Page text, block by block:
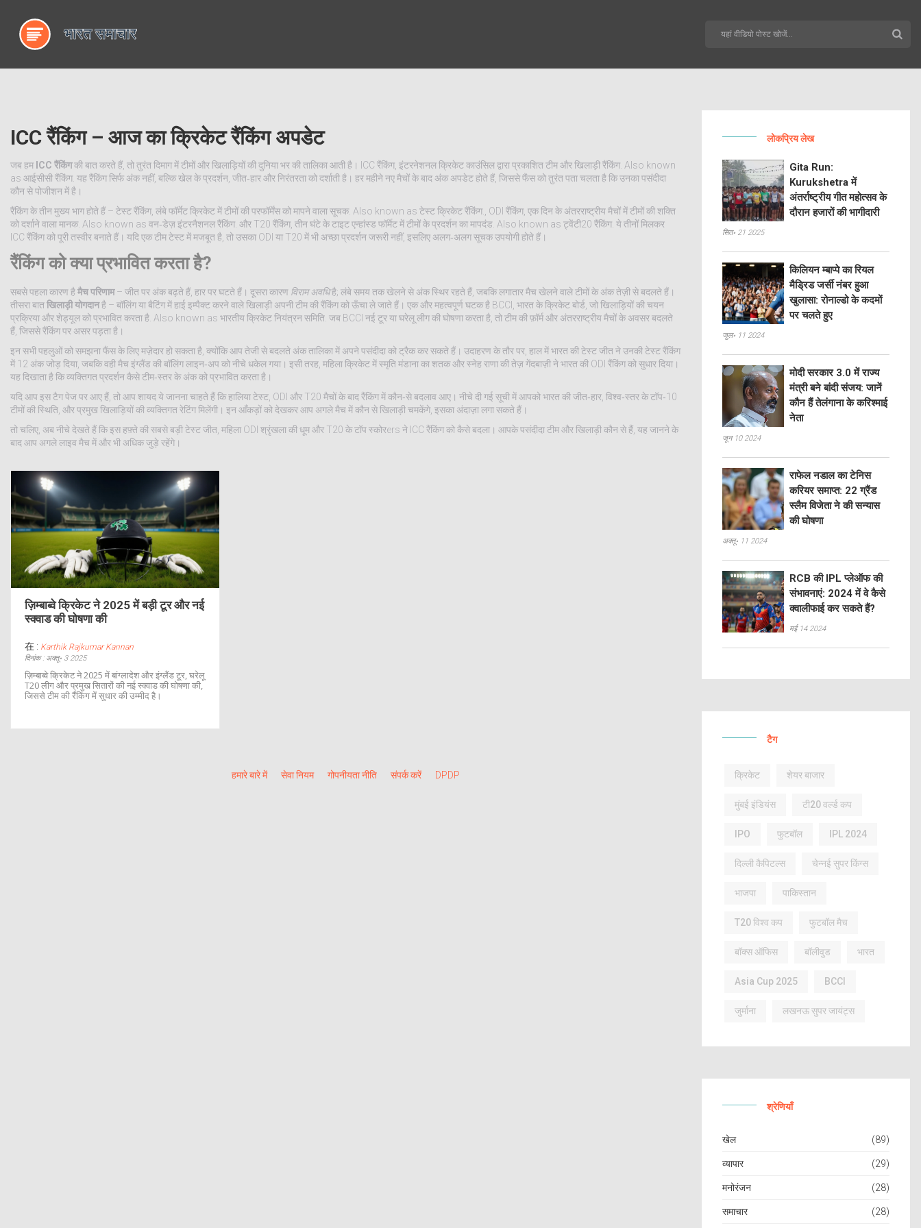
ICC रैंकिंग – आज का क्रिकेट रैंकिंग अपडेट
जब हम ICC रैंकिंगकी बात करते हैं, तो तुरंत दिमाग में टीमों और खिलाड़ियों की दुनिया भर की तालिका आती है। ICC रैंकिंग इंटरनेशनल क्रिकेट काउंसिल द्वारा प्रकाशित टीम और खिलाड़ी रैंकिंग . Also known
as आईसीसी रैंकिंग यह रैंकिंग सिर्फ अंक नहीं, बल्कि खेल के प्रदर्शन, जीत‑हार और निरंतरता को दर्शाती है। हर महीने नए मैचों के बाद अंक अपडेट होते हैं, जिससे फैंस को तुरंत पता चलता है कि उनका पसंदीदा
कौन से पोजीशन में है।
रैंकिंग के तीन मुख्य भाग होते हैं – टेस्ट रैंकिंग लंबे फॉर्मेट क्रिकेट में टीमों की परफॉर्मेंस को मापने वाला सूचक . Also known as टेस्ट क्रिकेट रैंकिंग ODI रैंकिंग एक दिन के अंतरराष्ट्रीय मैचों में टीमों की शक्ति
को दर्शाने वाला मानक . Also known as वन‑डेज़ इंटरनैशनल रैंकिंग और T20 रैंकिंग तीन घंटे के टाइट एन्हांस्ड फॉर्मेट में टीमों के प्रदर्शन का मापदंड . Also known as ट्वेंटी20 रैंकिंग ये तीनों मिलकर
ICC रैंकिंग को पूरी तस्वीर बनाते हैं। यदि एक टीम टेस्ट में मजबूत है, तो उसका ODI या T20 में भी अच्छा प्रदर्शन जरूरी नहीं, इसलिए अलग‑अलग सूचक उपयोगी होते हैं।
रैंकिंग को क्या प्रभावित करता है?
सबसे पहला कारण हैमैच परिणाम– जीत पर अंक बढ़ते हैं, हार पर घटते हैं। दूसरा कारण विराम अवधिहै; लंबे समय तक खेलने से अंक स्थिर रहते हैं, जबकि लगातार मैच खेलने वाले टीमों के अंक तेज़ी से बदलते हैं।
तीसरा बातखिलाड़ी योगदानहै – बॉलिंग या बैटिंग में हाई इम्पैक्ट करने वाले खिलाड़ी अपनी टीम की रैंकिंग को ऊँचा ले जाते हैं। एक और महत्वपूर्ण घटक है BCCI
भारत के क्रिकेट बोर्ड, जो खिलाड़ियों की चयन
प्रक्रिया और शेड्यूल को प्रभावित करता है . Also known as भारतीय क्रिकेट नियंत्रन समिति जब BCCI नई टूर या घरेलू लीग की घोषणा करता है, तो टीम की फ़ॉर्म और अंतरराष्ट्रीय मैचों के अवसर बदलते
हैं, जिससे रैंकिंग पर असर पड़ता है।
इन सभी पहलुओं को समझना फैंस के लिए मज़ेदार हो सकता है, क्योंकि आप तेजी से बदलते अंक तालिका में अपने पसंदीदा को ट्रैक कर सकते हैं। उदाहरण के तौर पर, हाल में भारत की टेस्ट जीत ने उनकी टेस्ट रैंकिंग
में 12 अंक जोड़ दिया, जबकि वही मैच इंग्लैंड की बॉलिंग लाइन‑अप को नीचे धकेल गया। इसी तरह, महिला क्रिकेट में स्मृति मंडाना का शतक और स्नेह राणा की तेज़ गेंदबाज़ी ने भारत की ODI रैंकिंग को सुधार दिया।
यह दिखाता है कि व्यक्तिगत प्रदर्शन कैसे टीम‑स्तर के अंक को प्रभावित करता है।
यदि आप इस टैग पेज पर आए हैं, तो आप शायद ये जानना चाहते हैं कि हालिया टेस्ट, ODI और T20 मैचों के बाद रैंकिंग में कौन‑से बदलाव आए। नीचे दी गई सूची में आपको भारत की जीत‑हार, विश्व‑स्तर के टॉप‑10
टीमों की स्थिति, और प्रमुख खिलाड़ियों की व्यक्तिगत रेटिंग मिलेंगी। इन आँकड़ों को देखकर आप अगले मैच में कौन से खिलाड़ी चमकेंगे, इसका अंदाज़ा लगा सकते हैं।
तो चलिए, अब नीचे देखते हैं कि इस हफ़्ते की सबसे बड़ी टेस्ट जीत, महिला ODI श्रृंखला की धूम और T20 के टॉप स्कोरers ने ICC रैंकिंग को कैसे बदला। आपके पसंदीदा टीम और खिलाड़ी कौन से हैं, यह जानने के
बाद आप अगले लाइव मैच में और भी अधिक जुड़े रहेंगे।
ज़िम्बाब्वे क्रिकेट ने 2025 में बड़ी टूर और नई
स्क्वाड की घोषणा की
在 : Karthik Rajkumar Kannan
दिनांक : अक्तू॰ 3 2025
ज़िम्बाब्वे क्रिकेट ने 2025 में बांग्लादेश और इंग्लैंड टूर, घरेलू
T20 लीग और प्रमुख सितारों की नई स्क्वाड की घोषणा की,
जिससे टीम की रैंकिंग में सुधार की उम्मीद है।
हमारे बारे में सेवा नियम गोपनीयता नीति संपर्क करें DPDP
लोकप्रिय लेख
Gita Run:
Kurukshetra में
अंतर्राष्ट्रीय गीत महोत्सव के
दौरान हजारों की भागीदारी
सित॰ 21 2025
किलियन म्बाप्पे का रियल
मैड्रिड जर्सी नंबर हुआ
खुलासा: रोनाल्डो के कदमों
पर चलते हुए
जुल॰ 11 2024
मोदी सरकार 3.0 में राज्य
मंत्री बने बांदी संजय: जानें
कौन हैं तेलंगाना के करिश्माई
नेता
जून 10 2024
राफेल नडाल का टेनिस
करियर समाप्त: 22 ग्रैंड
स्लैम विजेता ने की सन्यास
की घोषणा
अक्तू॰ 11 2024
RCB की IPL प्लेऑफ की
संभावनाएं: 2024 में वे कैसे
क्वालीफाई कर सकते हैं?
मई 14 2024
टैग
क्रिकेट शेयर बाजार
मुंबई इंडियंस टी20 वर्ल्ड कप
IPO फुटबॉल IPL 2024
दिल्ली कैपिटल्स चेन्नई सुपर किंग्स
भाजपा पाकिस्तान
T20 विश्व कप फुटबॉल मैच
बॉक्स ऑफिस बॉलीवुड भारत
Asia Cup 2025 BCCI
जुर्माना लखनऊ सुपर जायंट्स
श्रेणियाँ
खेल (89)
व्यापार (29)
मनोरंजन (28)
समाचार (28)